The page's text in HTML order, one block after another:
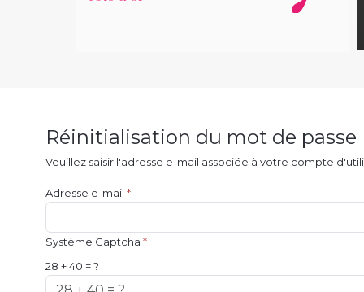
Réinitialisation du mot de passe
Veuillez saisir l'adresse e-mail associée à votre compte
Adresse e-mail *
Système Captcha *
28 + 40 = ?